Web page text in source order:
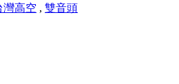
灣高空 , 雙音頭